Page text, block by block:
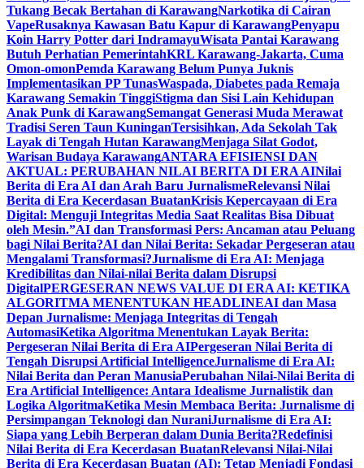
Tukang Becak Bertahan di KarawangNarkotika di Cairan
VapeRusaknya Kawasan Batu Kapur di KarawangPenyapu
Koin Harry Potter dari IndramayuWisata Pantai Karawang
Butuh Perhatian PemerintahKRL Karawang-Jakarta, Cuma
Omon-omonPemda Karawang Belum Punya Juknis
Implementasikan PP TunasWaspada, Diabetes pada Remaja
Karawang Semakin TinggiStigma dan Sisi Lain Kehidupan
Anak Punk di KarawangSemangat Generasi Muda Merawat
Tradisi Seren Taun KuninganTersisihkan, Ada Sekolah Tak
Layak di Tengah Hutan KarawangMenjaga Silat Godot,
Warisan Budaya KarawangANTARA EFISIENSI DAN
AKTUAL: PERUBAHAN NILAI BERITA DI ERA AINilai
Berita di Era AI dan Arah Baru JurnalismeRelevansi Nilai
Berita di Era Kecerdasan BuatanKrisis Kepercayaan di Era
Digital: Menguji Integritas Media Saat Realitas Bisa Dibuat
oleh Mesin.”AI dan Transformasi Pers: Ancaman atau Peluang
bagi Nilai Berita?AI dan Nilai Berita: Sekadar Pergeseran atau
Mengalami Transformasi?Jurnalisme di Era AI: Menjaga
Kredibilitas dan Nilai-nilai Berita dalam Disrupsi
DigitalPERGESERAN NEWS VALUE DI ERA AI: KETIKA
ALGORITMA MENENTUKAN HEADLINEAI dan Masa
Depan Jurnalisme: Menjaga Integritas di Tengah
AutomasiKetika Algoritma Menentukan Layak Berita:
Pergeseran Nilai Berita di Era AIPergeseran Nilai Berita di
Tengah Disrupsi Artificial IntelligenceJurnalisme di Era AI:
Nilai Berita dan Peran ManusiaPerubahan Nilai-Nilai Berita di
Era Artificial Intelligence: Antara Idealisme Jurnalistik dan
Logika AlgoritmaKetika Mesin Membaca Berita: Jurnalisme di
Persimpangan Teknologi dan NuraniJurnalisme di Era AI:
Siapa yang Lebih Berperan dalam Dunia Berita?Redefinisi
Nilai Berita di Era Kecerdasan BuatanRelevansi Nilai-Nilai
Berita di Era Kecerdasan Buatan (AI): Tetap Menjadi Fondasi